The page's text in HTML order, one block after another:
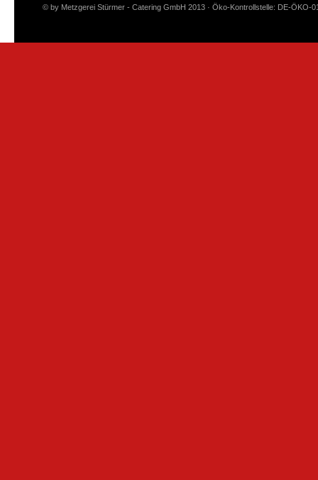
© by Metzgerei Stürmer - Catering GmbH 2013 · Öko-Kontrollstelle: DE-ÖKO-